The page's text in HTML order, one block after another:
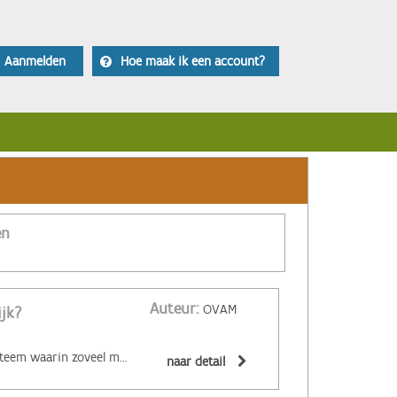
Aanmelden Hoe maak ik een account?
Auteur: OVAM
‌De circulaire economie is een economisch systeem waarin zoveel mogelijk producten en grondstoffen hergebruikt of hoogwaardig gerecycleerd worden. Materialen zijn (volledig) recycleerbaar of afbreekbaar, spullen worden hersteld, hebben een hoge tweedehandswaarde, zijn ‘upgradebaar’, kunnen makkelijk gedemonteerd worden en omgevormd tot nieuwe producten ... Zo wordt maximaal vermeden dat spullen hun waarde verliezen. De circulaire economie biedt een alternatief voor het huidige lineaire systeem. Daarin worden grondstoffen omgezet in producten die aan het einde van hun leven massaal afval worden. De Ellen MacArthur Foundation maakte er een inzichtelijk filmpje over: naar detail